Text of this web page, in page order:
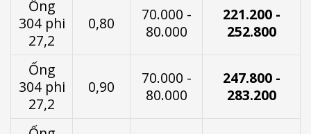
Ống
304 phi
27,2
0,80
70.000 -
80.000
221.200 -
252.800
Ống
304 phi
27,2
0,90
70.000 -
80.000
247.800 -
283.200